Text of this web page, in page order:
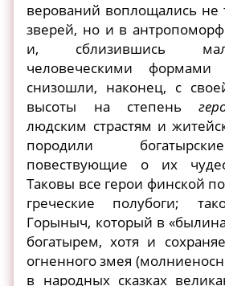
верований воплощались не
зверей, но и в
и, сблизившись
человеческими формами
снизошли, наконец, с
высоты на степень
людским страстям и
породили
повествующие о их
Таковы все герои финской
греческие полубоги;
Горыныч, который в
богатырем, хотя и
огненного змея
в народных сказках